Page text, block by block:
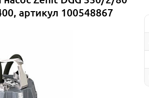
артикул 100548867